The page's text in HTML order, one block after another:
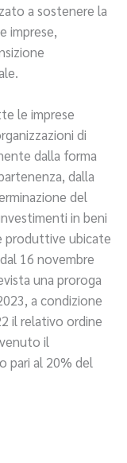
a sostenere la
imprese,
le imprese
di
dalla forma
dalla
del
in beni
produttive ubicate
16 novembre
una proroga
a condizione
il relativo ordine
il
pari al 20% del